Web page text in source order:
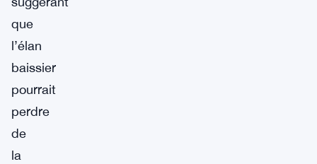
que
l’élan
baissier
pourrait
perdre
de
la